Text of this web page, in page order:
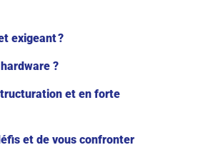
exigeant ?
?
et en forte
et de vous confronter